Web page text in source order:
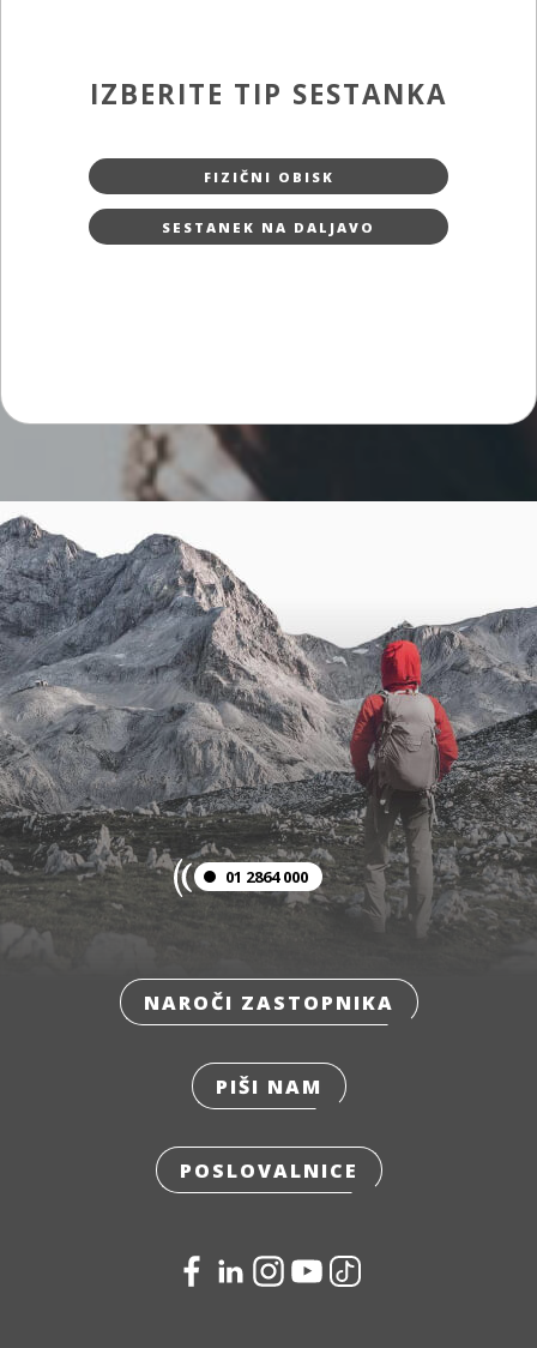
IZBERITE TIP SESTANKA
FIZIČNI OBISK
SESTANEK NA DALJAVO
01 2864 000
NAROČI ZASTOPNIKA
PIŠI NAM
POSLOVALNICE